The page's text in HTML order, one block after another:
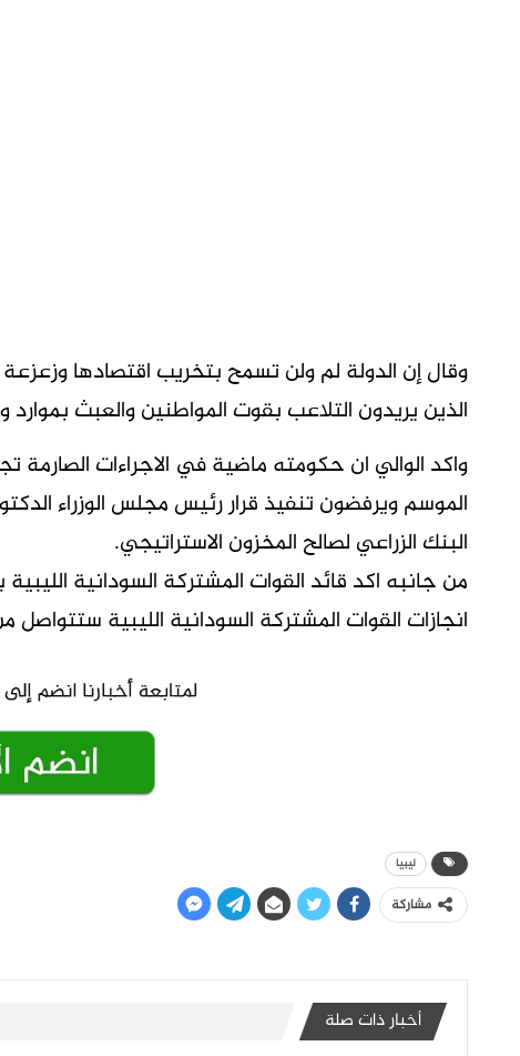
وقال إن الدولة لم ولن تسمح بتخريب اقتصادها
الذين يريدون التلاعب بقوت المواطنين والعبث
واكد الوالي ان حكومته ماضية في الاجراءات
الموسم ويرفضون تنفيذ قرار رئيس مجلس الوزراء
البنك الزراعي لصالح المخزون الاستراتيجي.
من جانبه اكد قائد القوات المشتركة السودانية الليبية
انجازات القوات المشتركة السودانية الليبية
ليبيا
مشاركة
أخبار ذات صلة